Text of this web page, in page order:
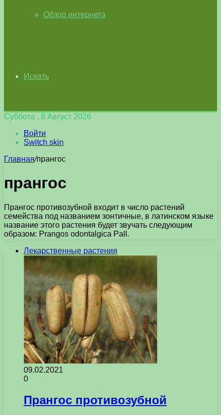
Обзор интернета
Искать
Суббота , 8 Август 2026
Войти
Switch skin
Главная/прангос
прангос
Прангос противозубной входит в число растений
семейства под названием зонтичные, в латинском языке
название этого растения будет звучать следующим
образом: Prangos odontalgica Pall.
Лекарственные растения
09.02.2021
0
Прангос противозубной